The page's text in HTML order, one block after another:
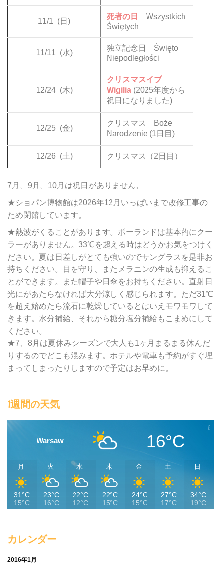
11/1 (日)
死者の日
Wszystkich
Świętych
11/11 (水)
独立記念日 Święto
Niepodległości
12/24 (木)
クリスマスイブ
Wigilia (2025年度から
祝日になりました)
12/25 (金)
クリスマス Boże
Narodzenie (1日目)
12/26 (土) クリスマス（2日目）
7月、9月、10月は祝日がありません。
★ショパン博物館は2026年12月いっぱいまで改修工事の
ため閉館しています。
★熱波がくることがあります。ポーランドは基本的にクー
ラーがありません。33℃を超える時はどうかお気をつけく
ださい。夏は日差しがとても強いのでサングラスを是非お
持ちください。目を守り、またメラニンの生成も抑えるこ
とができます。また帽子や日傘をお持ちください。直射日
光にがあたらなければ大分涼しく感じられます。ただ31℃
を超え始めたら流石に乾燥しているとはいえモワモワして
きます。水分補給、それから糖分塩分補給もこまめにして
ください。
★7、8月は夏休みシーズンで大人も1ヶ月まるまる休んだ
りするのでどこも混みます。ホテルや電車も予約がすぐ埋
まってしまったりしますので予定はお早めに。
1週間の天気
Warsaw 16°C
月
31°C
15°C
火
23°C
16°C
水
22°C
12°C
木
22°C
15°C
金
24°C
15°C
土
27°C
17°C
日
34°C
19°C
カレンダー
2016年1月